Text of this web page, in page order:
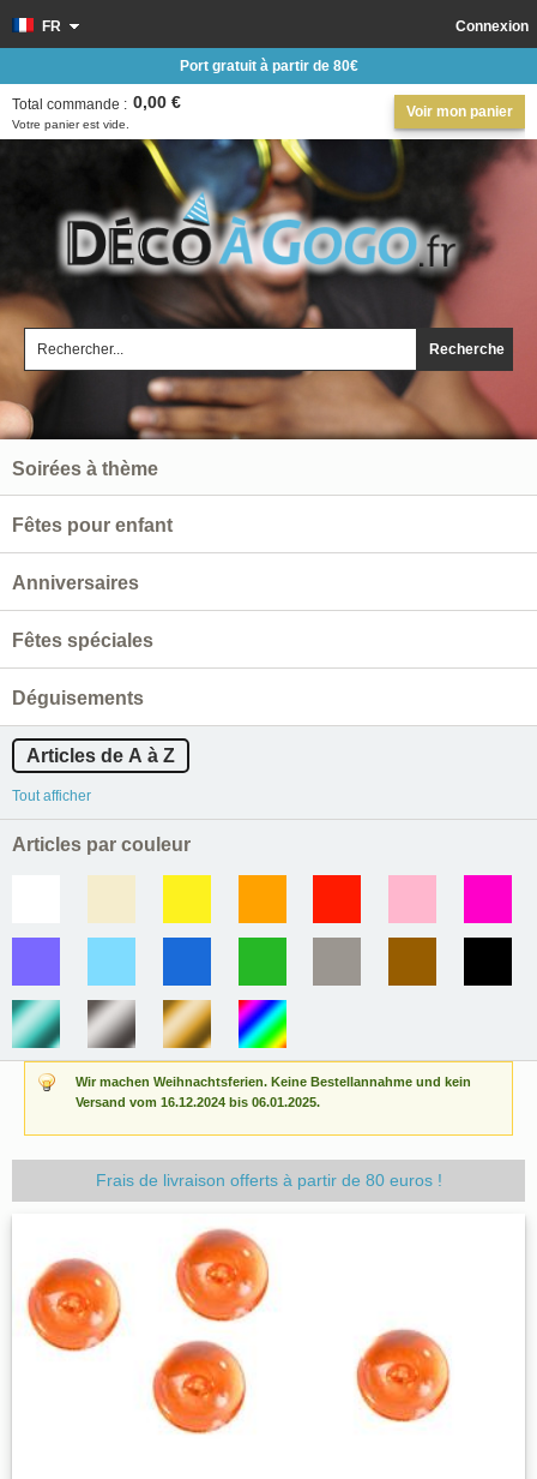
Recherche
Connexion
FR
Voir mon panier
Votre panier est vide.
Total commande : 0,00 €
Port gratuit à partir de 80€
Wir machen Weihnachtsferien. Keine Bestellannahme und kein
Versand vom 16.12.2024 bis 06.01.2025.
Frais de livraison offerts à partir de 80 euros !
Soirées à thème
Fêtes pour enfant
Anniversaires
Fêtes spéciales
Déguisements
Articles de A à Z
Tout afficher
Articles par couleur